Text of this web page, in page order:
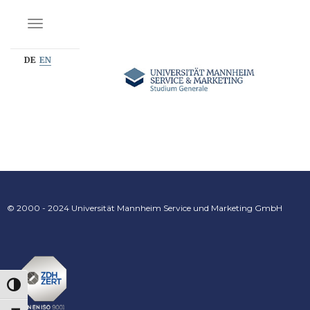
UMSCHALTEN AUF HOHE KONTRASTE
NAVIGATION EIN-/AUSSCHALTEN
DE EN
© 2000 - 2024 Universität Mannheim Service und Marketing GmbH